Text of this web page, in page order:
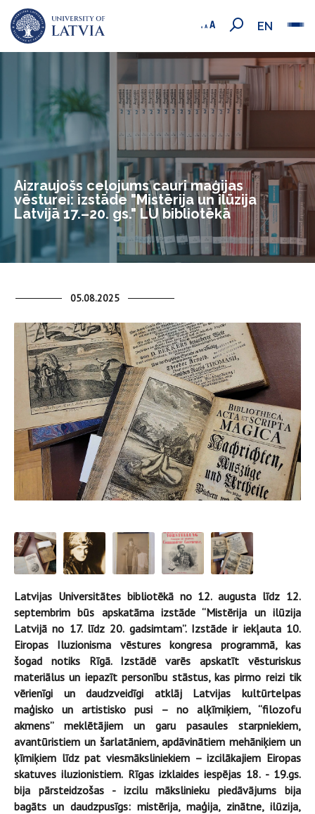
EN
Aizraujošs ceļojums cauri maģijas
vēsturei: izstāde "Mistērija un ilūzija
Latvijā 17.–20. gs." LU bibliotēkā
05.08.2025
Latvijas Universitātes bibliotēkā no 12. augusta līdz 12.
septembrim būs apskatāma izstāde “Mistērija un ilūzija
Latvijā no 17. līdz 20. gadsimtam”. Izstāde ir iekļauta 10.
Eiropas Iluzionisma vēstures kongresa programmā, kas
šogad notiks Rīgā. Izstādē varēs apskatīt vēsturiskus
materiālus un iepazīt personību stāstus, kas pirmo reizi tik
vērienīgi un daudzveidīgi atklāj Latvijas kultūrtelpas
maģisko un artistisko pusi – no alķīmiķiem, “filozofu
akmens” meklētājiem un garu pasaules starpniekiem,
avantūristiem un šarlatāniem, apdāvinātiem mehāniķiem un
ķīmiķiem līdz pat viesmāksliniekiem – izcilākajiem Eiropas
skatuves iluzionistiem. Rīgas izklaides iespējas 18. - 19.gs.
bija pārsteidzošas - izcilu mākslinieku piedāvājums bija
bagāts un daudzpusīgs: mistērija, maģija, zinātne, ilūzija,